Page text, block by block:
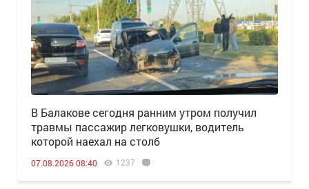
В Балакове сегодня ранним утром получил
травмы пассажир легковушки, водитель
которой наехал на столб
07.08.2026 08:40 1237